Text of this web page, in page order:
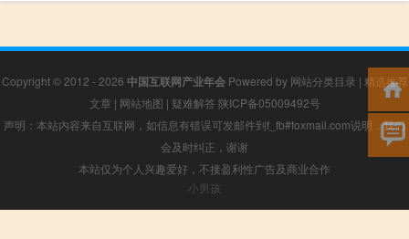
Copyright © 2012 - 2026 中国互联网产业年会Powered by 网站分类目录 | 精选推荐
文章 | 网站地图 | 疑难解答 陕ICP备05009492号
声明：本站内容来自互联网，如信息有错误可发邮件到f_fb#foxmail.com说明，我们
会及时纠正，谢谢
本站仅为个人兴趣爱好，不接盈利性广告及商业合作
小男孩